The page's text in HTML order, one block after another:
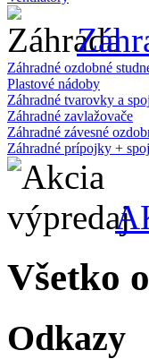
Záhradné ozdobné
Plastové nádoby
Záhradné tvarovky a
Záhradné zavlažovače
Záhradné závesné
Záhradné prípojky +
Všetko
Odkazy